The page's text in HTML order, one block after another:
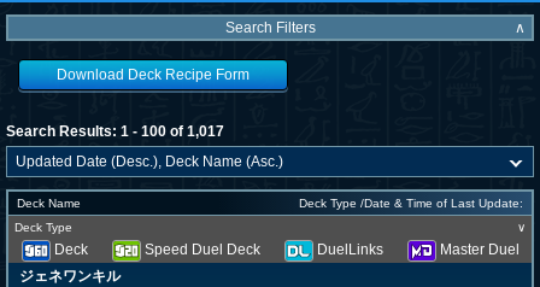
Search Filters ∧
Download Deck Recipe Form
Search Results: 1 - 100 of 1,017
Deck Name
Deck Type /Date & Time of Last Update:
Deck Type
∨
Deck Speed Duel Deck DuelLinks
Master Duel
ジェネワンキル